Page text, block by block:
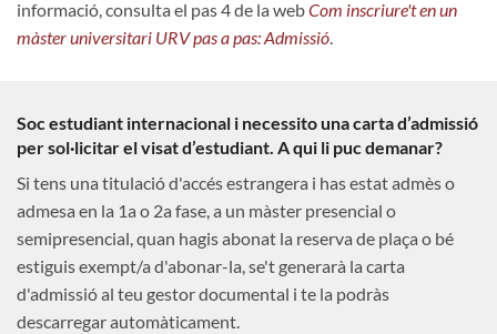
informació, consulta el pas 4 de la webCom inscriure't en un
màster universitari URV pas a pas: Admissió.
Soc estudiant internacional i necessito una carta d’admissió
per sol·licitar el visat d’estudiant. A qui li puc demanar?
Si tens una titulació d'accés estrangera i has estat admès o
admesa en la 1a o 2a fase, a un màster presencial o
semipresencial, quan hagis abonat la reserva de plaça o bé
estiguis exempt/a d'abonar-la, se't generarà la carta
d'admissió al teu gestor documental i te la podràs
descarregar automàticament.